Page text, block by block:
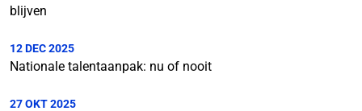
blijven
12 DEC 2025
Nationale talentaanpak: nu of nooit
27 OKT 2025